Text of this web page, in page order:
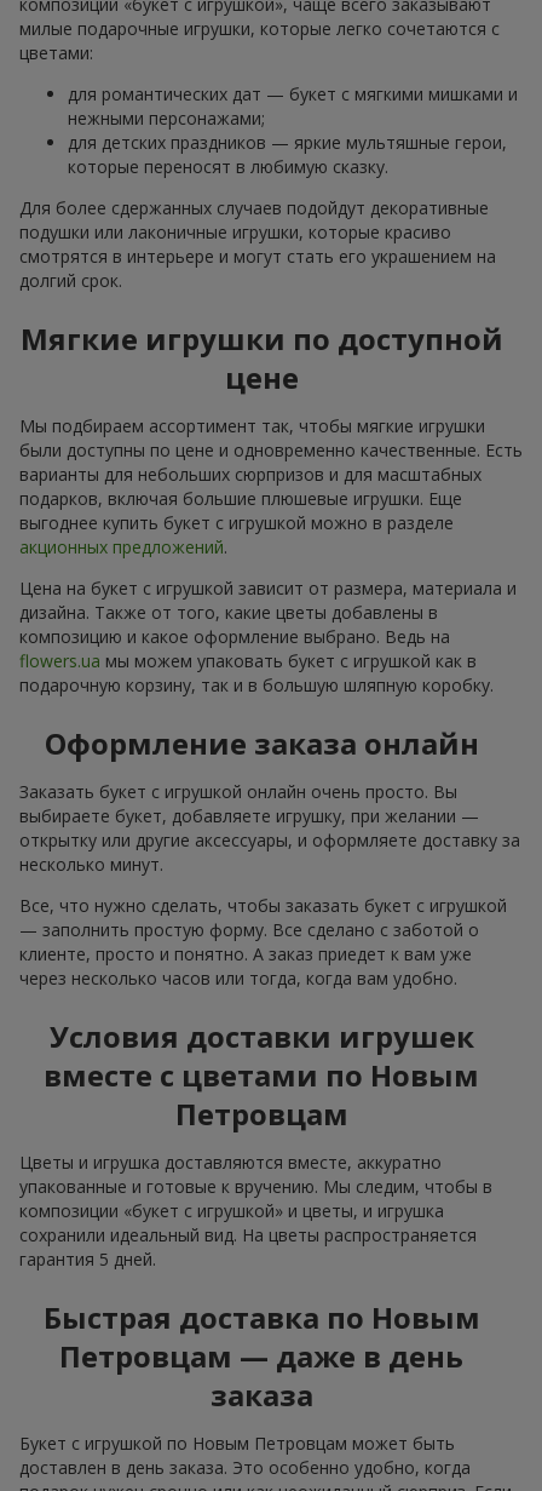
композиции «букет с игрушкой», чаще всего заказывают
милые подарочные игрушки, которые легко сочетаются с
цветами:
для романтических дат — букет с мягкими мишками и
нежными персонажами;
для детских праздников — яркие мультяшные герои,
которые переносят в любимую сказку.
Для более сдержанных случаев подойдут декоративные
подушки или лаконичные игрушки, которые красиво
смотрятся в интерьере и могут стать его украшением на
долгий срок.
Мягкие игрушки по доступной
цене
Мы подбираем ассортимент так, чтобы мягкие игрушки
были доступны по цене и одновременно качественные. Есть
варианты для небольших сюрпризов и для масштабных
подарков, включая большие плюшевые игрушки. Еще
выгоднее купить букет с игрушкой можно в разделе
акционных предложений.
Цена на букет с игрушкой зависит от размера, материала и
дизайна. Также от того, какие цветы добавлены в
композицию и какое оформление выбрано. Ведь на
flowers.ua мы можем упаковать букет с игрушкой как в
подарочную корзину, так и в большую шляпную коробку.
Оформление заказа онлайн
Заказать букет с игрушкой онлайн очень просто. Вы
выбираете букет, добавляете игрушку, при желании —
открытку или другие аксессуары, и оформляете доставку за
несколько минут.
Все, что нужно сделать, чтобы заказать букет с игрушкой
— заполнить простую форму. Все сделано с заботой о
клиенте, просто и понятно. А заказ приедет к вам уже
через несколько часов или тогда, когда вам удобно.
Условия доставки игрушек
вместе с цветами по Новым
Петровцам
Цветы и игрушка доставляются вместе, аккуратно
упакованные и готовые к вручению. Мы следим, чтобы в
композиции «букет с игрушкой» и цветы, и игрушка
сохранили идеальный вид. На цветы распространяется
гарантия 5 дней.
Быстрая доставка по Новым
Петровцам — даже в день
заказа
Букет с игрушкой по Новым Петровцам может быть
доставлен в день заказа. Это особенно удобно, когда